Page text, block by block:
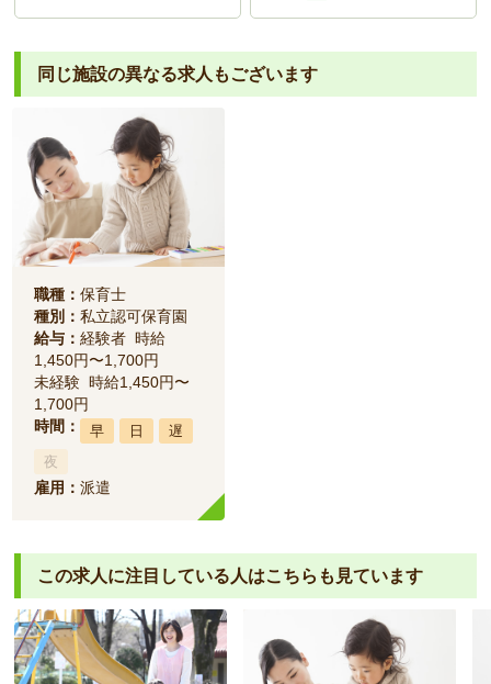
同じ施設の異なる求人もございます
職種： 保育士
種別： 私立認可保育園
給与： 経験者 時給
1,450円〜1,700円
未経験 時給1,450円〜
1,700円
時間：
早 日
遅
夜
雇用： 派遣
この求人に注目している人はこちらも見ています